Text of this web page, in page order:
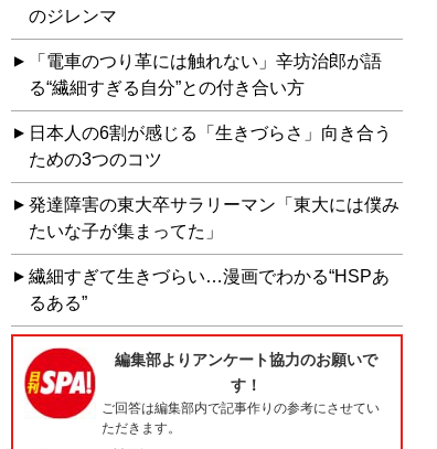
のジレンマ
「電車のつり革には触れない」辛坊治郎が語
る“繊細すぎる自分”との付き合い方
日本人の6割が感じる「生きづらさ」向き合う
ための3つのコツ
発達障害の東大卒サラリーマン「東大には僕み
たいな子が集まってた」
繊細すぎて生きづらい…漫画でわかる“HSPあ
るある”